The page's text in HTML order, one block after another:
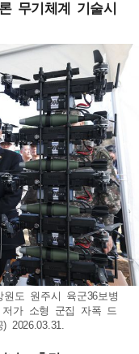
무기체계 기술시
도 원주시 육군36보병
저가 소형 군집 자폭 드
2026.03.31.